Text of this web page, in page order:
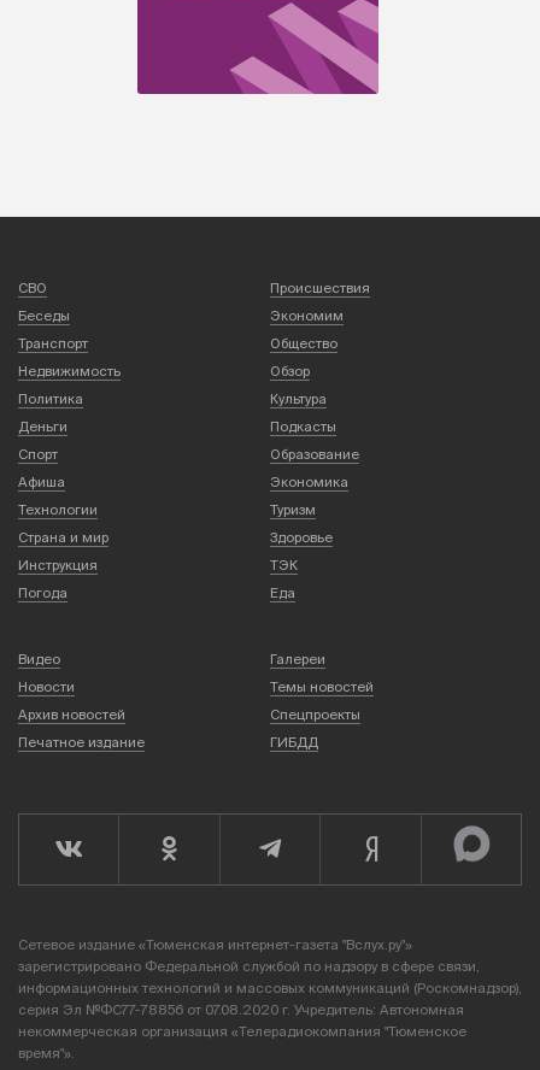
СВО
Происшествия
Беседы
Экономим
Транспорт
Общество
Недвижимость
Обзор
Политика
Культура
Деньги
Подкасты
Спорт
Образование
Афиша
Экономика
Технологии
Туризм
Страна и мир
Здоровье
Инструкция
ТЭК
Погода
Еда
Видео
Галереи
Новости
Темы новостей
Архив новостей
Спецпроекты
Печатное издание
ГИБДД
Сетевое издание «Тюменская интернет-газета "Вслух.ру"»
зарегистрировано Федеральной службой по надзору в сфере связи,
информационных технологий и массовых коммуникаций (Роскомнадзор),
серия Эл №ФС77-78856 от 07.08.2020 г. Учредитель: Автономная
некоммерческая организация «Телерадиокомпания "Тюменское
время"».